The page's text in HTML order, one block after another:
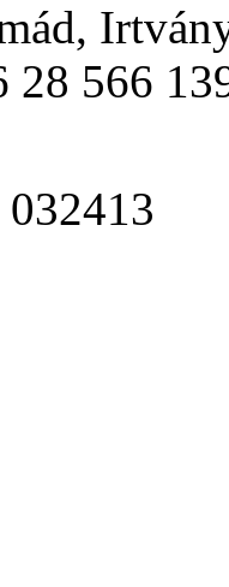
28 566
032413